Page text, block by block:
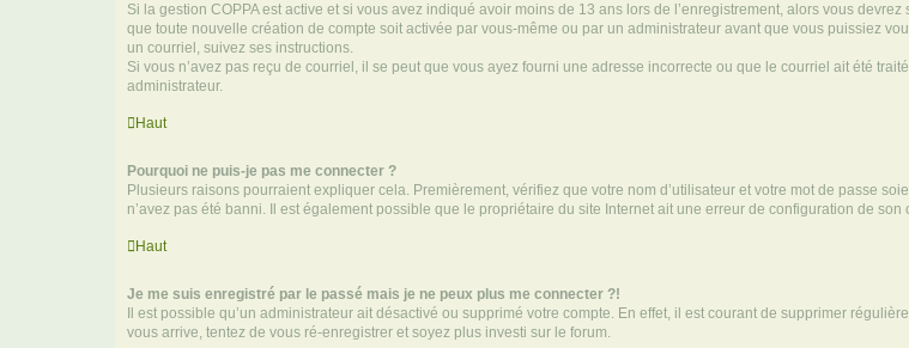
Si la gestion COPPA est active et si vous avez indiqué avoir moins de 13 ans lors de l’enregistrement, alors vous
que toute nouvelle création de compte soit activée par vous-même ou par un administrateur avant que vous puissiez
un courriel, suivez ses instructions.
Si vous n’avez pas reçu de courriel, il se peut que vous ayez fourni une adresse incorrecte ou que le courriel ait été
administrateur.
Haut
Pourquoi ne puis-je pas me connecter ?
Plusieurs raisons pourraient expliquer cela. Premièrement, vérifiez que votre nom d’utilisateur et votre mot de passe
n’avez pas été banni. Il est également possible que le propriétaire du site Internet ait une erreur de configuration de son
Haut
Je me suis enregistré par le passé mais je ne peux plus me connecter ?!
Il est possible qu’un administrateur ait désactivé ou supprimé votre compte. En effet, il est courant de supprimer
vous arrive, tentez de vous ré-enregistrer et soyez plus investi sur le forum.